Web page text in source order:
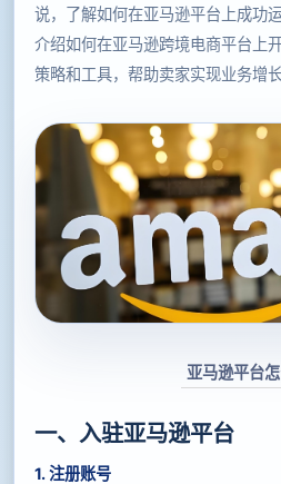
说，了解如何在亚马逊平台上成功
介绍如何在亚马逊跨境电商平台上
策略和工具，帮助卖家实现业务增长
亚马逊平台
一、入驻亚马逊平台
1. 注册账号